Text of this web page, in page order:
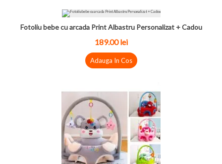
Fotoliu bebe cu arcada Print Albastru Personalizat + Cadou
189.00lei
Adauga In Cos